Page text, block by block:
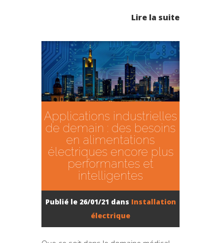
Lire la suite
Applications industrielles
de demain : des besoins
en alimentations
électriques encore plus
performantes et
intelligentes
Publié le 26/01/21 dans Installation
électrique